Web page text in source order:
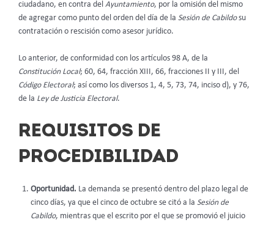
ciudadano, en contra del Ayuntamiento, por la omisión del mismo
de agregar como punto del orden del día de la Sesión de Cabildosu
contratación o rescisión como asesor jurídico.
Lo anterior, de conformidad con los artículos 98 A, de la
Constitución Local; 60, 64, fracción XIII, 66, fracciones II y III, del
Código Electoral; así como los diversos 1, 4, 5, 73, 74, inciso d), y 76,
de la Ley de Justicia Electoral.
REQUISITOS DE
PROCEDIBILIDAD
Oportunidad. La demanda se presentó dentro del plazo legal de
cinco días, ya que el cinco de octubre se citó a la Sesión de
Cabildo, mientras que el escrito por el que se promovió el juicio